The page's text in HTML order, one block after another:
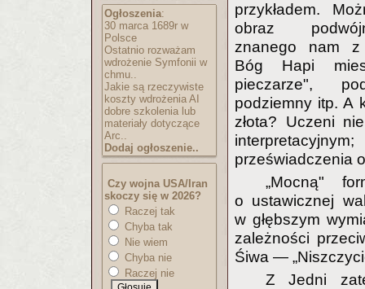
Ogłoszenia:
30 marca 1689r w
Polsce
Ostatnio rozważam
wdrożenie Symfonii w
chmu..
Jakie są rzeczywiste
koszty wdrożenia AI
dobre szkolenia lub
materiały dotyczące
Arc..
Dodaj ogłoszenie..
Czy wojna USA/Iran
skoczy się w 2026?
Raczej tak
Chyba tak
Nie wiem
Chyba nie
Raczej nie
przykładem.
obraz
znanego nam z
Bóg Hapi
pieczarze",
podziemny itp. A
złota? Uczeni
przeświadczenia
„Mocną"
o ustawicznej
w głębszym
zależności
Śiwa —
Z Jedni